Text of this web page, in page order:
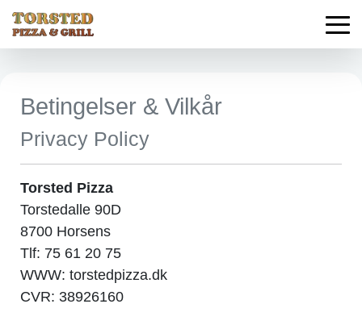
Betingelser & Vilkår
Privacy Policy
Torsted Pizza
Torstedalle 90D
8700 Horsens
Tlf: 75 61 20 75
WWW: torstedpizza.dk
CVR: 38926160